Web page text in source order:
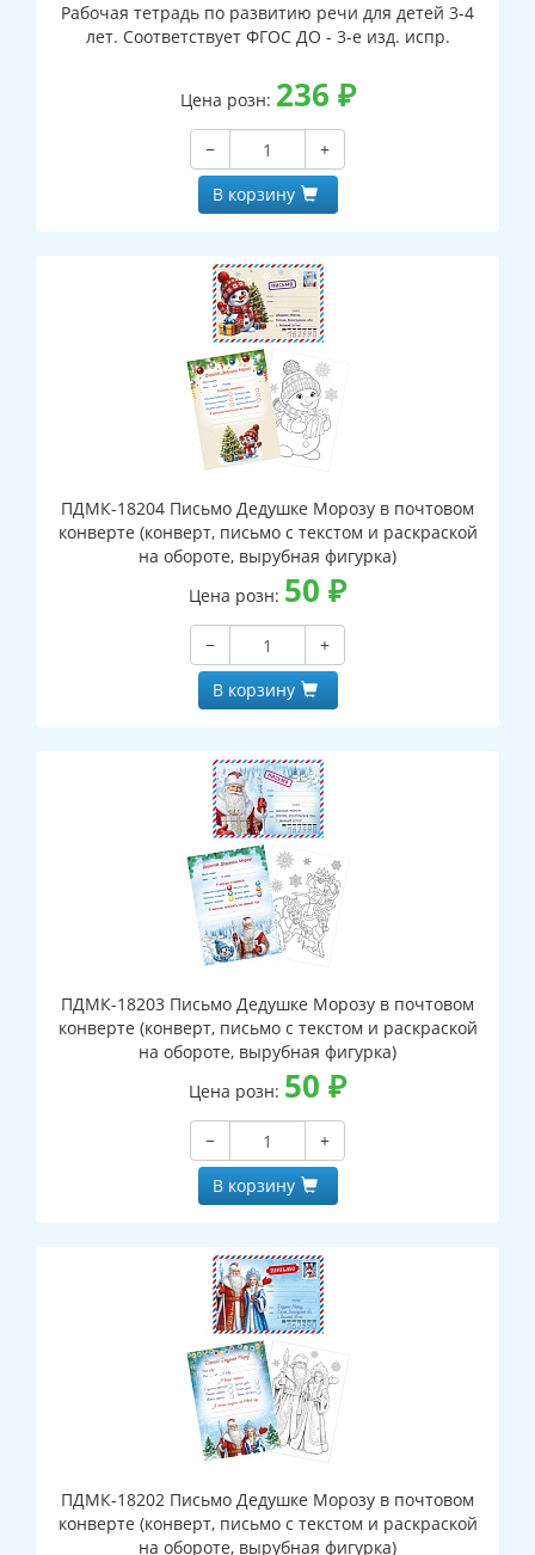
Рабочая тетрадь по развитию речи для детей 3-4
лет. Соответствует ФГОС ДО - 3-е изд. испр.
Цена розн: 236 ₽
−
+
В корзину
ПДМК-18204 Письмо Дедушке Морозу в почтовом
конверте (конверт, письмо с текстом и раскраской
на обороте, вырубная фигурка)
Цена розн: 50 ₽
−
+
В корзину
ПДМК-18203 Письмо Дедушке Морозу в почтовом
конверте (конверт, письмо с текстом и раскраской
на обороте, вырубная фигурка)
Цена розн: 50 ₽
−
+
В корзину
ПДМК-18202 Письмо Дедушке Морозу в почтовом
конверте (конверт, письмо с текстом и раскраской
на обороте, вырубная фигурка)